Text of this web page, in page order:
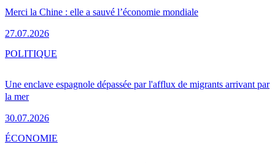
Merci la Chine : elle a sauvé l’économie mondiale
27.07.2026
Une enclave espagnole dépassée par l'afflux de migrants arrivant par
la mer
30.07.2026
POLITIQUE
ÉCONOMIE